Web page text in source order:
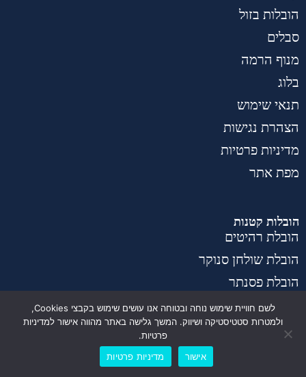
הובלות בזול
סבלים
מנוף הרמה
בלוג
תנאי שימוש
הצהרת נגישות
מדיניות פרטיות
מפת אתר
הובלות קטנות
הובלת רהיטים
הובלת שולחן סנוקר
הובלת פסנתר
הובלת מטבחים
הובלת ארון
לייעוץ והצעת מחיר אונליין
לשם חוויית שימוש נוחה ובטוחה אנו עושים שימוש בקבצי Cookies,
ולמטרות סטטיסטיקה ושיווק. המשך גלישה באתר מהווה אישור למדיניות
פרטיות.
אישור
מדיניות פרטיות